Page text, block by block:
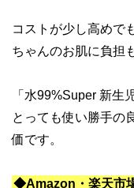
コストが少し高めで
ちゃんのお肌に負担
「水99%Super 新生
とっても使い勝手の
価です。
◆Amazon・楽天市